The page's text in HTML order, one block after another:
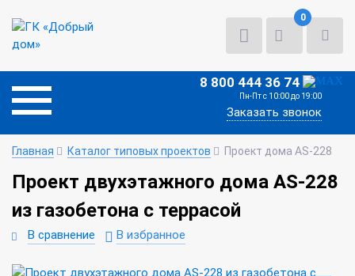
0
8 800 444 36 74
Пн-Пт с 10:00 до 19:00
Заказать звонок
Главная Каталог типовых проектов Проект дома AS-228
Проект двухэтажного дома AS-228
из газобетона с террасой
В сравнение В избранное